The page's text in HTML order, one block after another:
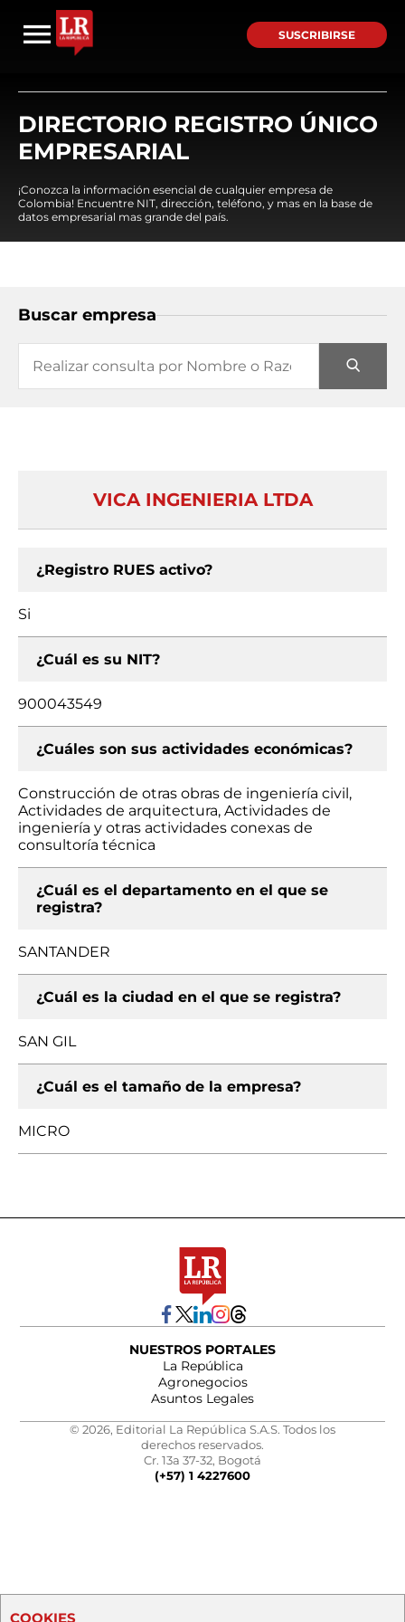
SUSCRIBIRSE
DIRECTORIO REGISTRO ÚNICO
EMPRESARIAL
¡Conozca la información esencial de cualquier empresa de
Colombia! Encuentre NIT, dirección, teléfono, y mas en la base de
datos empresarial mas grande del país.
Buscar empresa
VICA INGENIERIA LTDA
¿Registro RUES activo?
Si
¿Cuál es su NIT?
900043549
¿Cuáles son sus actividades económicas?
Construcción de otras obras de ingeniería civil,
Actividades de arquitectura, Actividades de
ingeniería y otras actividades conexas de
consultoría técnica
¿Cuál es el departamento en el que se
registra?
SANTANDER
¿Cuál es la ciudad en el que se registra?
SAN GIL
¿Cuál es el tamaño de la empresa?
MICRO
NUESTROS PORTALES
La República
Agronegocios
Asuntos Legales
© 2026, Editorial La República S.A.S. Todos los
derechos reservados.
Cr. 13a 37-32, Bogotá
(+57) 1 4227600
COOKIES